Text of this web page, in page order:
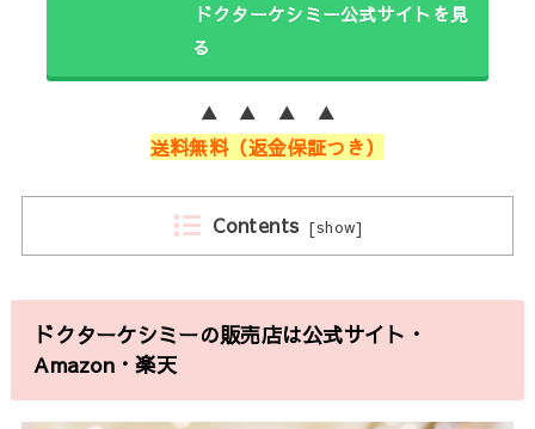
ドクターケシミー公式サイトを見
る
▲ ▲ ▲ ▲
送料無料（返金保証つき）
Contents [show]
ドクターケシミーの販売店は公式サイト・
Amazon・楽天